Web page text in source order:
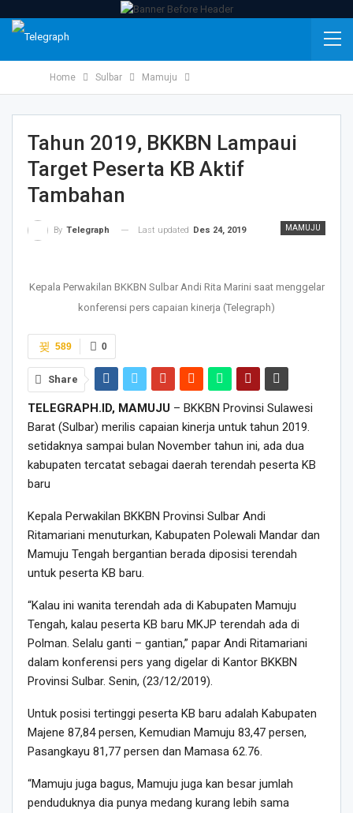
Home Sulbar Mamuju
Tahun 2019, BKKBN Lampaui
Target Peserta KB Aktif
Tambahan
MAMUJU
By Telegraph Last updated Des 24, 2019
Kepala Perwakilan BKKBN Sulbar Andi Rita Marini saat menggelar
konferensi pers capaian kinerja (Telegraph)
0
589
Share
TELEGRAPH.ID, MAMUJU – BKKBN Provinsi Sulawesi
Barat (Sulbar) merilis capaian kinerja untuk tahun 2019.
setidaknya sampai bulan November tahun ini, ada dua
kabupaten tercatat sebagai daerah terendah peserta KB
baru
Kepala Perwakilan BKKBN Provinsi Sulbar Andi
Ritamariani menuturkan, Kabupaten Polewali Mandar dan
Mamuju Tengah bergantian berada diposisi terendah
untuk peserta KB baru.
“Kalau ini wanita terendah ada di Kabupaten Mamuju
Tengah, kalau peserta KB baru MKJP terendah ada di
Polman. Selalu ganti – gantian,” papar Andi Ritamariani
dalam konferensi pers yang digelar di Kantor BKKBN
Provinsi Sulbar. Senin, (23/12/2019).
Untuk posisi tertinggi peserta KB baru adalah Kabupaten
Majene 87,84 persen, Kemudian Mamuju 83,47 persen,
Pasangkayu 81,77 persen dan Mamasa 62.76.
“Mamuju juga bagus, Mamuju juga kan besar jumlah
penduduknya dia punya medang kurang lebih sama